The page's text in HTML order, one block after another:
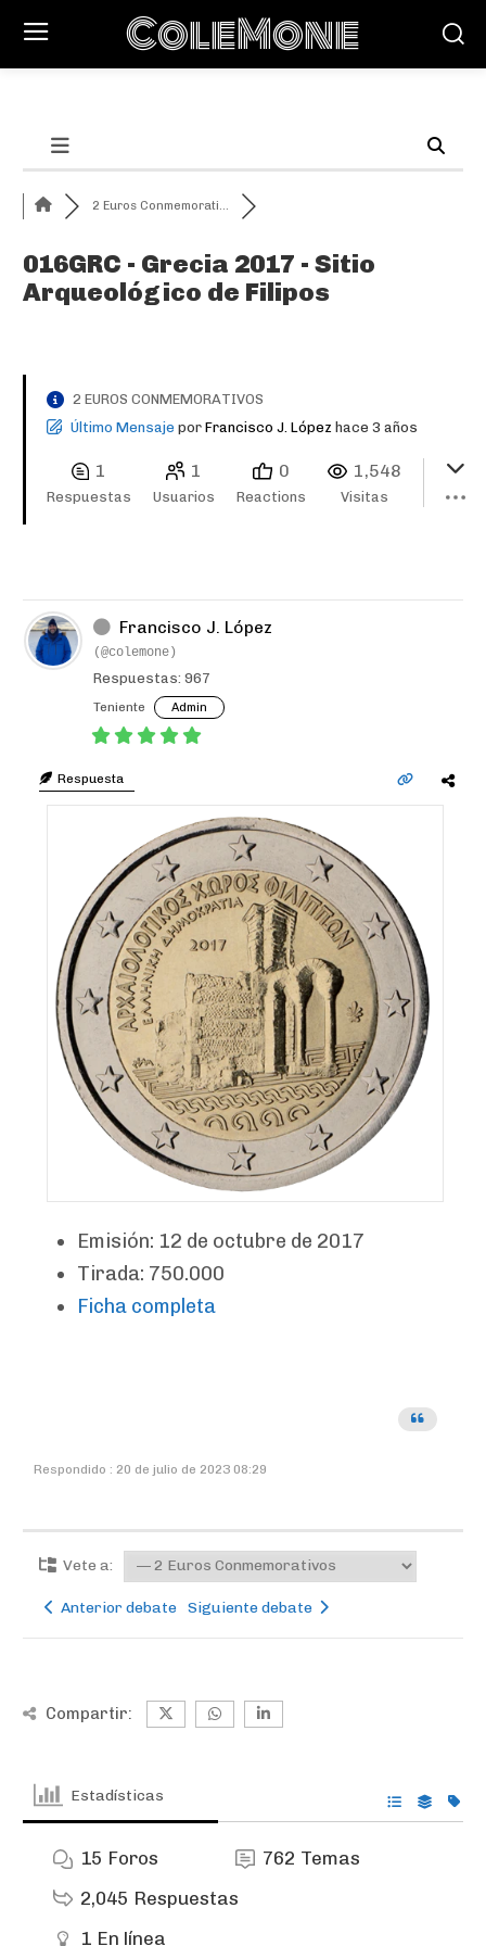
ColeMone
2 Euros Conmemorati...
016GRC - Grecia 2017 - Sitio
Arqueológico de Filipos
2 EUROS CONMEMORATIVOS
Último Mensaje por Francisco J. López hace 3 años
1
Respuestas
1
Usuarios
0
Reactions
1,548
Visitas
Francisco J. López
(@colemone)
Respuestas: 967
Teniente Admin
Respuesta
Emisión: 12 de octubre de 2017
Tirada: 750.000
Ficha completa
Respondido : 20 de julio de 2023 08:29
Vete a:
Anterior debate Siguiente debate
Compartir:
Estadísticas
15 Foros 762 Temas
2,045 Respuestas
1 En línea